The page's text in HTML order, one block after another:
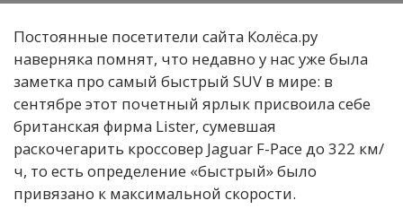
Постоянные посетители сайта Колёса.ру
наверняка помнят, что недавно у нас уже была
заметка про самый быстрый SUV в мире: в
сентябре этот почетный ярлык присвоила себе
британская фирма Lister, сумевшая
раскочегарить кроссовер Jaguar F-Pace до 322 км/
ч, то есть определение «быстрый» было
привязано к максимальной скорости.